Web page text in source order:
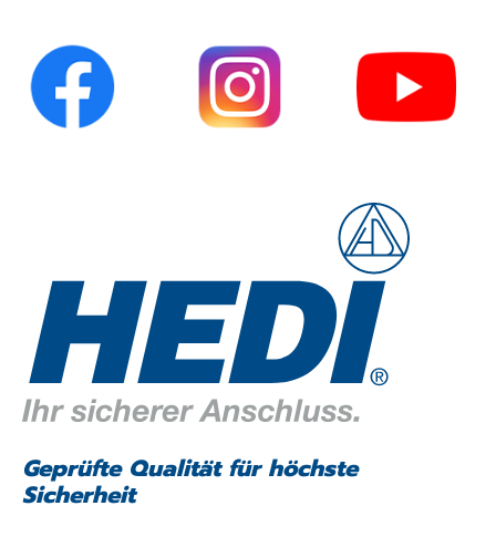
Geprüfte Qualität für höchste
Sicherheit